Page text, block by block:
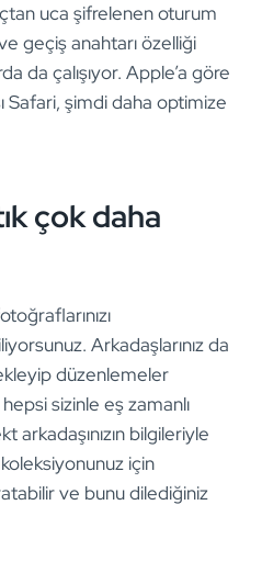
uca şifrelenen oturum
geçiş anahtarı özelliği
da çalışıyor. Apple’a göre
Safari, şimdi daha optimize
çok daha
Arkadaşlarınız da
düzenlemeler
sizinle eş zamanlı
arkadaşınızın bilgileriyle
için
ve bunu dilediğiniz